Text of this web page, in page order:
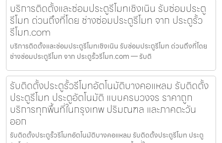
บริการติดตั้งและซ่อมประตูรีโมทเชิงเนิน รับซ่อมประตู
รีโมท ด่วนถึงที่โดย ช่างซ่อมประตูรีโมท จาก ประตูรั้ว
รีโมท.com
บริการติดตั้งและซ่อมประตูรีโมทเชิงเนิน รับซ่อมประตูรีโมท ด่วนถึงที่โดย
ช่างซ่อมประตูรีโมท จาก ประตูรั้วรีโมท.com — รับติ
รับติดตั้งประตูรั้วรีโมทอัตโนมัติบางคอแหลม รับติดตั้ง
ประตูรีโมท ประตูอัตโนมัติ แบบครบวงจร ราคาถูก
บริการทุกพื้นที่ในกรุงเทพ ปริมณฑล และภาคตะวัน
ออก
รับติดตั้งประตูรั้วรีโมทอัตโนมัติบางคอแหลม รับติดตั้งประตูรีโมท ประตู